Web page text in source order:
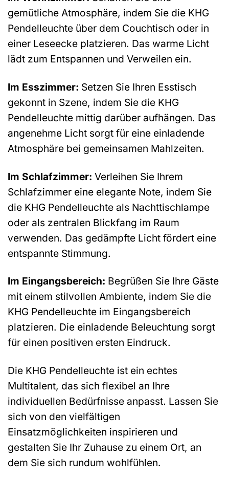
gemütliche Atmosphäre, indem Sie die KHG
Pendelleuchte über dem Couchtisch oder in
einer Leseecke platzieren. Das warme Licht
lädt zum Entspannen und Verweilen ein.
Im Esszimmer: Setzen Sie Ihren Esstisch
gekonnt in Szene, indem Sie die KHG
Pendelleuchte mittig darüber aufhängen. Das
angenehme Licht sorgt für eine einladende
Atmosphäre bei gemeinsamen Mahlzeiten.
Im Schlafzimmer: Verleihen Sie Ihrem
Schlafzimmer eine elegante Note, indem Sie
die KHG Pendelleuchte als Nachttischlampe
oder als zentralen Blickfang im Raum
verwenden. Das gedämpfte Licht fördert eine
entspannte Stimmung.
Im Eingangsbereich: Begrüßen Sie Ihre Gäste
mit einem stilvollen Ambiente, indem Sie die
KHG Pendelleuchte im Eingangsbereich
platzieren. Die einladende Beleuchtung sorgt
für einen positiven ersten Eindruck.
Die KHG Pendelleuchte ist ein echtes
Multitalent, das sich flexibel an Ihre
individuellen Bedürfnisse anpasst. Lassen Sie
sich von den vielfältigen
Einsatzmöglichkeiten inspirieren und
gestalten Sie Ihr Zuhause zu einem Ort, an
dem Sie sich rundum wohlfühlen.